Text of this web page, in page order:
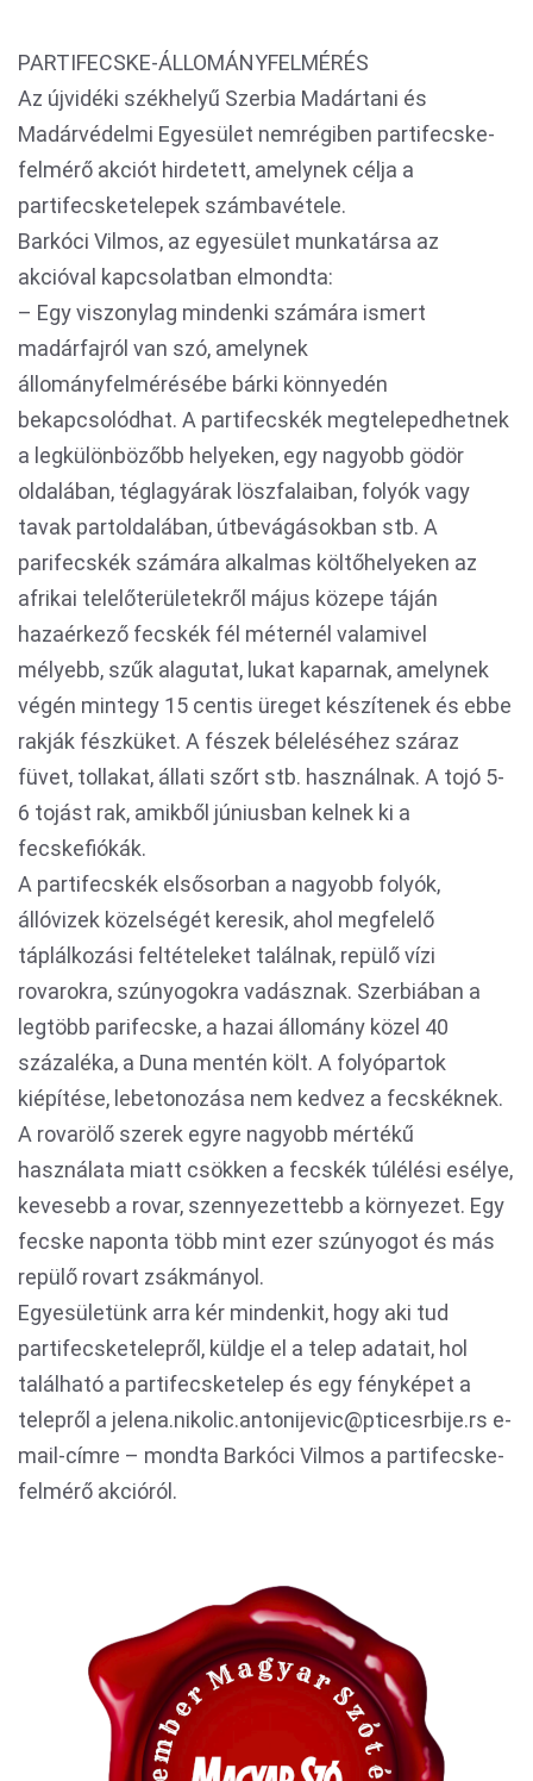
PARTIFECSKE-ÁLLOMÁNYFELMÉRÉS
Az újvidéki székhelyű Szerbia Madártani és
Madárvédelmi Egyesület nemrégiben partifecske-
felmérő akciót hirdetett, amelynek célja a
partifecsketelepek számbavétele.
Barkóci Vilmos, az egyesület munkatársa az
akcióval kapcsolatban elmondta:
– Egy viszonylag mindenki számára ismert
madárfajról van szó, amelynek
állományfelmérésébe bárki könnyedén
bekapcsolódhat. A partifecskék megtelepedhetnek
a legkülönbözőbb helyeken, egy nagyobb gödör
oldalában, téglagyárak löszfalaiban, folyók vagy
tavak partoldalában, útbevágásokban stb. A
parifecskék számára alkalmas költőhelyeken az
afrikai telelőterületekről május közepe táján
hazaérkező fecskék fél méternél valamivel
mélyebb, szűk alagutat, lukat kaparnak, amelynek
végén mintegy 15 centis üreget készítenek és ebbe
rakják fészküket. A fészek béleléséhez száraz
füvet, tollakat, állati szőrt stb. használnak. A tojó 5-
6 tojást rak, amikből júniusban kelnek ki a
fecskefiókák.
A partifecskék elsősorban a nagyobb folyók,
állóvizek közelségét keresik, ahol megfelelő
táplálkozási feltételeket találnak, repülő vízi
rovarokra, szúnyogokra vadásznak. Szerbiában a
legtöbb parifecske, a hazai állomány közel 40
százaléka, a Duna mentén költ. A folyópartok
kiépítése, lebetonozása nem kedvez a fecskéknek.
A rovarölő szerek egyre nagyobb mértékű
használata miatt csökken a fecskék túlélési esélye,
kevesebb a rovar, szennyezettebb a környezet. Egy
fecske naponta több mint ezer szúnyogot és más
repülő rovart zsákmányol.
Egyesületünk arra kér mindenkit, hogy aki tud
partifecsketelepről, küldje el a telep adatait, hol
található a partifecsketelep és egy fényképet a
telepről a jelena.nikolic.antonijevic@pticesrbije.rs e-
mail-címre – mondta Barkóci Vilmos a partifecske-
felmérő akcióról.